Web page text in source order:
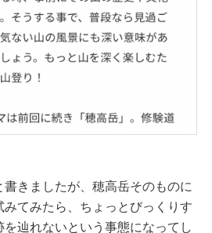
きましたが、穂高岳そのものに
てみたら、ちょっとびっくりす
辿れないという事態になってし